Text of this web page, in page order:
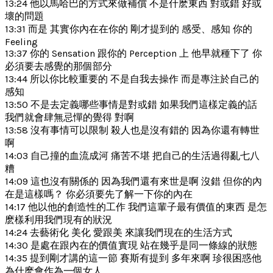
13:24 他以馬哈巴的方式來做補償 不是什麽東西 對或錯 好或
壞的問題
13:31 而是 其實你內在在你的 剛才提到的 感受、感知 你的
Feeling
13:37 你的 Sensation 跟你的 Perception 上 他早就種下了 你
必須要去感覺的那個部分
13:44 所以你比較重要的 不是自我去操作 而是專注於自己的
感知
13:50 不是去定義哪些事情是對或錯 如果我們這樣定義的話
我們就會肆無忌憚的覺得 對啊
13:58 沒有事情可以限制 殺人也是沒有錯的 因為你還有轉世
啊
14:03 自己撞的血流成河 痛苦不堪 把自己的生活過得亂七八
糟
14:09 這也沒有關係的 因為我們還有來世是啊 沒錯 但你的內
在是這樣嗎？ 你必須要先了解一下你的內在
14:17 他以他的創造性的工作 我們這輩子最有價值的東西 是怎
麽樣利用我們現有的狀況
14:24 去藝術化 美化 愛跟美 來讓我們現在的生活方式
14:30 是處在跟內在的價值實現 站在幾乎是同一條線的狀態
14:35 提到剛才講的這一節 賽斯有提到 多年來啊 珍很困惑他